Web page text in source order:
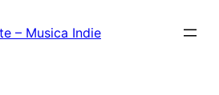
– Musica Indie